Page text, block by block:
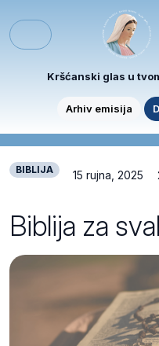
Menu
Kršćanski glas u
Arhiv emisija
BIBLIJA 15 rujna, 2025
Biblija za